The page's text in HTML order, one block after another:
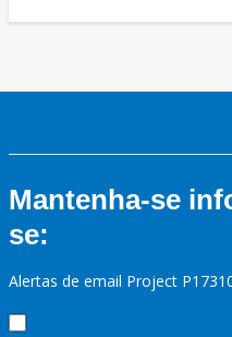
Mantenha-se
se:
Alertas de email Project